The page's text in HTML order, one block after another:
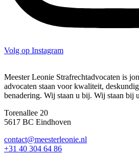
Volg op Instagram
Meester Leonie Strafrechtadvocaten is
advocaten staan voor kwaliteit,
benadering. Wij staan u bij. Wij staan bij
Torenallee 20
5617 BC Eindhoven
contact@meesterleonie.nl
+31 40 304 64 86